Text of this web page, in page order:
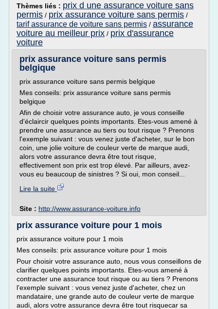
Thèmes liés : prix d une assurance voiture sans
permis / prix assurance voiture sans permis /
tarif assurance de voiture sans permis / assurance
voiture au meilleur prix / prix d'assurance
voiture
prix assurance voiture sans permis
belgique
prix assurance voiture sans permis belgique
Mes conseils: prix assurance voiture sans permis
belgique
Afin de choisir votre assurance auto, je vous conseille
d'éclaircir quelques points importants. Etes-vous amené à
prendre une assurance au tiers ou tout risque ? Prenons
l'exemple suivant : vous venez juste d'acheter, sur le bon
coin, une jolie voiture de couleur verte de marque audi,
alors votre assurance devra être tout risque,
effectivement son prix est trop élevé. Par ailleurs, avez-
vous eu beaucoup de sinistres ? Si oui, mon conseil...
Lire la suite
Site : http://www.assurance-voiture.info
prix assurance voiture pour 1 mois
prix assurance voiture pour 1 mois
Mes conseils: prix assurance voiture pour 1 mois
Pour choisir votre assurance auto, nous vous conseillons de
clarifier quelques points importants. Etes-vous amené à
contracter une assurance tout risque ou au tiers ? Prenons
l'exemple suivant : vous venez juste d'acheter, chez un
mandataire, une grande auto de couleur verte de marque
audi, alors votre assurance devra être tout risquecar sa